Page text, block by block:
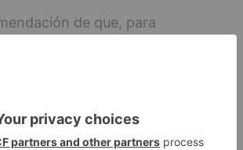
de que, para
asada contiene unas 110
decir, un contenido energético